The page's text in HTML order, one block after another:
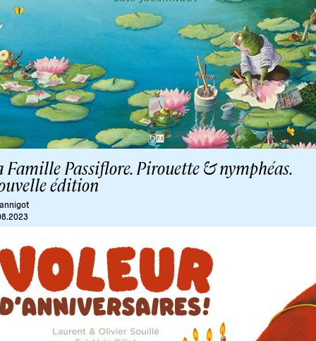
Famille Passiflore. Pirouette & nymphéas.
édition